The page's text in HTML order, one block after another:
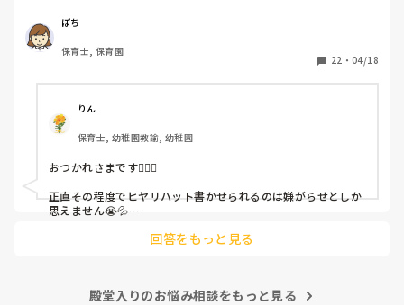
（そう言う本人は書かない）
しかも、上司に↑この内容でも
ちゃんと考えて対策を練って書き込むようにと。
呼ばれて一緒に対策を考えさせられること多数
これだけで30〜40分拘束されて辛いです
皆さんの園はどうですか?
ぽち
保育士, 保育園
22 ・ 04/18
りん
保育士, 幼稚園教諭, 幼稚園
おつかれさまです🙇🏻‍♀️
正直その程度でヒヤリハット書かせられるのは嫌がらせとしか
思えません😭💦
回答をもっと見る
殿堂入りのお悩み相談をもっと見る